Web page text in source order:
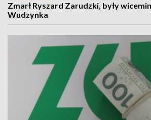
Zmarł Ryszard Zarudzki, były
Wudzynka